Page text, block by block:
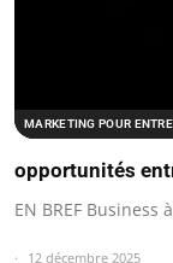
MARKETING POUR
opportunités
EN BREF
12 décembre 2025